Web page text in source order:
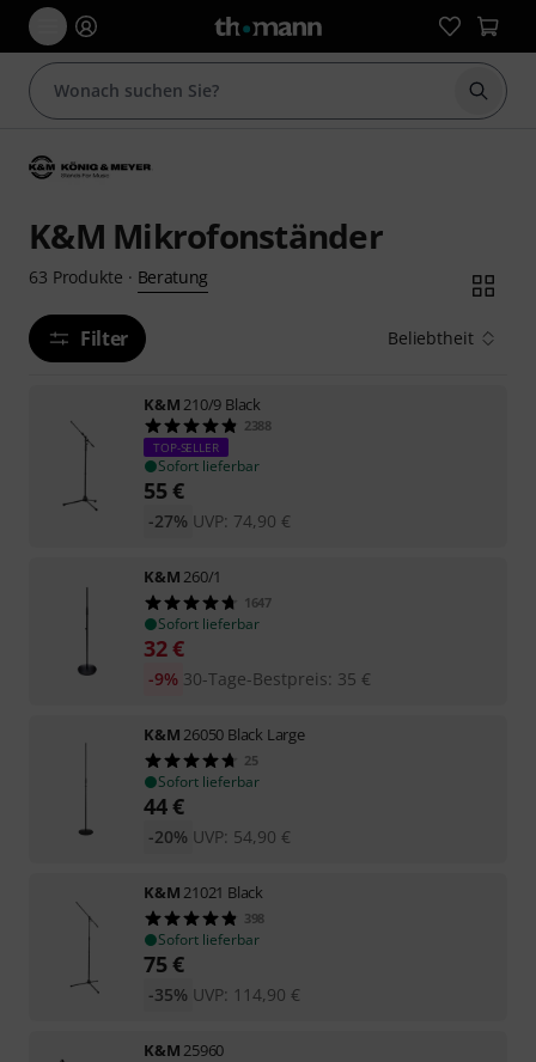
Suche
K&M Mikrofonständer
63 Produkte · Beratung
Filter Beliebtheit
K&M 210/9 Black
2388
TOP-SELLER
Sofort lieferbar
55€
UVP: 74,90 €
-27%
K&M 260/1
1647
Sofort lieferbar
32€
30-Tage-Bestpreis: 35 €
-9%
K&M 26050 Black Large
25
Sofort lieferbar
44€
UVP: 54,90 €
-20%
K&M 21021 Black
398
Sofort lieferbar
75€
UVP: 114,90 €
-35%
K&M 25960